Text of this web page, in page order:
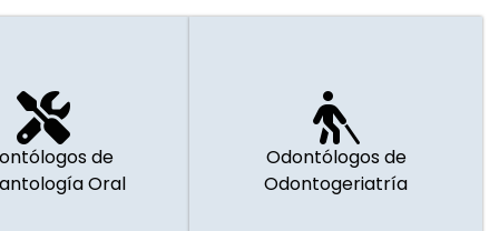
de
Oral
Odontólogos de
Odontogeriatría